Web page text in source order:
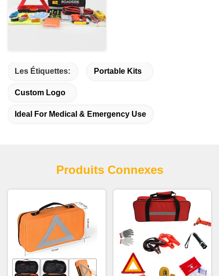
Les Étiquettes: Portable Kits
Custom Logo
Ideal For Medical & Emergency Use
Produits Connexes